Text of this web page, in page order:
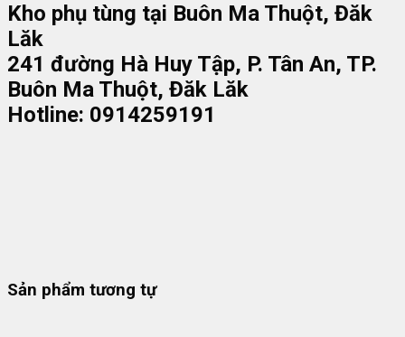
Kho phụ tùng tại Buôn Ma Thuột, Đăk
Lăk
241 đường Hà Huy Tập, P. Tân An, TP.
Buôn Ma Thuột, Đăk Lăk
Hotline: 0914259191
Sản phẩm tương tự